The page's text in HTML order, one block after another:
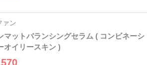
ァン
マットバランシングセラム ( コンビネーシ
オイリースキン )